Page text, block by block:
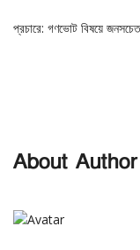
প্রচারে: গণভোট বিষয়ে
About Author